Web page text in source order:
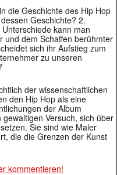
in die Geschichte des Hip Hop
Geschichte? 2.
kann man
und dem Schaffen berühmter
sich ihr Aufstieg zum
zu unseren
der wissenschaftlichen
den Hip Hop als eine
der Album
gewaltigen Versuch, sich über
Sie sind wie Maler
die die Grenzen der Kunst
kommentieren!